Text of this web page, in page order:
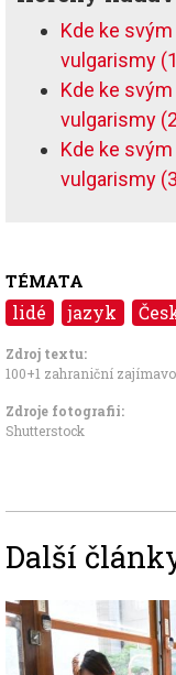
Kde ke
vulgarismy
Kde ke
vulgarismy
Kde ke
vulgarismy
TÉMATA
lidé jazyk
Zdroj textu:
100+1 zahraniční
Zdroje fotografii:
Shutterstock
Další
Image